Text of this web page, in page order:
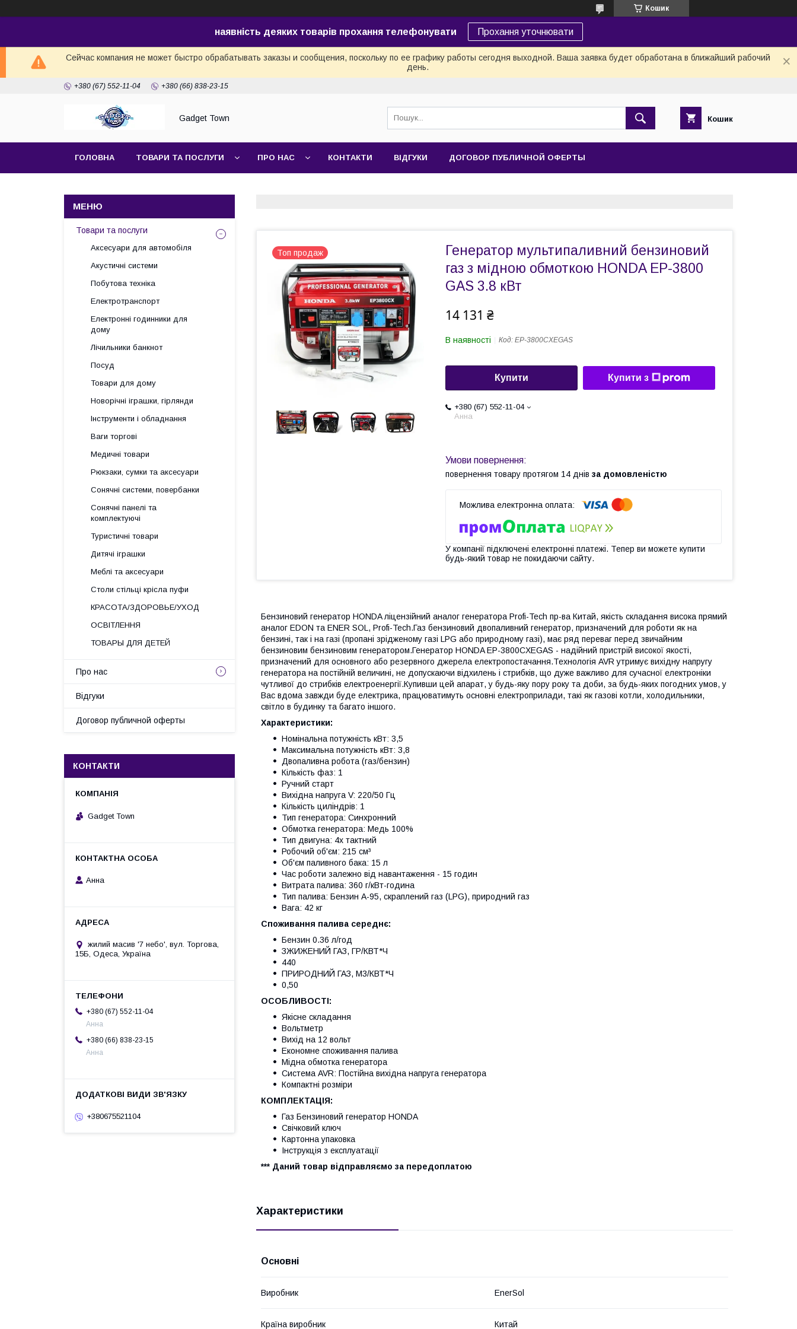
Кошик
наявність деяких товарів прохання телефонувати Прохання уточнювати
Сейчас компания не может быстро обрабатывать заказы и сообщения, поскольку по ее графику работы сегодня выходной. Ваша заявка будет обработана в ближайший рабочий
день.
+380 (67) 552-11-04 +380 (66) 838-23-15
Gadget Town Кошик
ГОЛОВНА ТОВАРИ ТА ПОСЛУГИ ПРО НАС КОНТАКТИ ВІДГУКИ ДОГОВОР ПУБЛИЧНОЙ ОФЕРТЫ
Топ продаж
Генератор мультипаливний бензиновий
газ з мідною обмоткою HONDA EP-3800
GAS 3.8 кВт
14 131 ₴
В наявності Код: EP-3800CXEGAS
Купити Купити з
+380 (67) 552-11-04
Анна
повернення товару протягом 14 днів за домовленістю
У компанії підключені електронні платежі. Тепер ви можете купити
будь-який товар не покидаючи сайту.
Бензиновий генератор HONDA ліцензійний аналог генератора Profi-Tech пр-ва Китай, якість складання висока прямий
аналог EDON та ENER SOL, Profi-Tech.Газ бензиновий двопаливний генератор, призначений для роботи як на
бензині, так і на газі (пропані зрідженому газі LPG або природному газі), має ряд переваг перед звичайним
бензиновим бензиновим генератором.Генератор HONDA EP-3800CXEGAS - надійний пристрій високої якості,
призначений для основного або резервного джерела електропостачання.Технологія AVR утримує вихідну напругу
генератора на постійній величині, не допускаючи відхилень і стрибків, що дуже важливо для сучасної електроніки
чутливої ​​до стрибків електроенергії.Купивши цей апарат, у будь-яку пору року та доби, за будь-яких погодних умов, у
Вас вдома завжди буде електрика, працюватимуть основні електроприлади, такі як газові котли, холодильники,
світло в будинку та багато іншого.
Характеристики:
Номінальна потужність кВт: 3,5
Максимальна потужність кВт: 3,8
Двопаливна робота (газ/бензин)
Кількість фаз: 1
Ручний старт
Вихідна напруга V: 220/50 Гц
Кількість циліндрів: 1
Тип генератора: Синхронний
Обмотка генератора: Медь 100%
Тип двигуна: 4х тактний
Робочий об'єм: 215 см³
Об'єм паливного бака: 15 л
Час роботи залежно від навантаження - 15 годин
Витрата палива: 360 г/кВт-година
Тип палива: Бензин А-95, скраплений газ (LPG), природний газ
Вага: 42 кг
Споживання палива середнє:
Бензин 0.36 л/год
ЗЖИЖЕНИЙ ГАЗ, ГР/КВТ*Ч
440
ПРИРОДНИЙ ГАЗ, М3/КВТ*Ч
0,50
ОСОБЛИВОСТІ:
Якісне складання
Вольтметр
Вихід на 12 вольт
Економне споживання палива
Мідна обмотка генератора
Система AVR: Постійна вихідна напруга генератора
Компактні розміри
КОМПЛЕКТАЦІЯ:
Газ Бензиновий генератор HONDA
Свічковий ключ
Картонна упаковка
Інструкція з експлуатації
*** Даний товар відправляємо за передоплатою
Характеристики
Основні
Виробник EnerSol
Країна виробник Китай
Товари та послуги
Аксесуари для автомобіля
Акустичні системи
Побутова техніка
Електротранспорт
Електронні годинники для
дому
Лічильники банкнот
Посуд
Товари для дому
Новорічні іграшки, гірлянди
Інструменти і обладнання
Ваги торгові
Медичні товари
Рюкзаки, сумки та аксесуари
Сонячні системи, повербанки
Сонячні панелі та
комплектуючі
Туристичні товари
Дитячі іграшки
Меблі та аксесуари
Столи стільці крісла пуфи
КРАСОТА/ЗДОРОВЬЕ/УХОД
ОСВІТЛЕННЯ
ТОВАРЫ ДЛЯ ДЕТЕЙ
Про нас
Відгуки
Договор публичной оферты
КОНТАКТИ
Gadget Town
Анна
жилий масив '7 небо', вул. Торгова,
15Б, Одеса, Україна
+380 (67) 552-11-04
Анна
+380 (66) 838-23-15
Анна
+380675521104